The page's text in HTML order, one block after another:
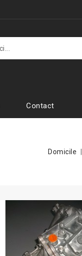
Contact
Domicile